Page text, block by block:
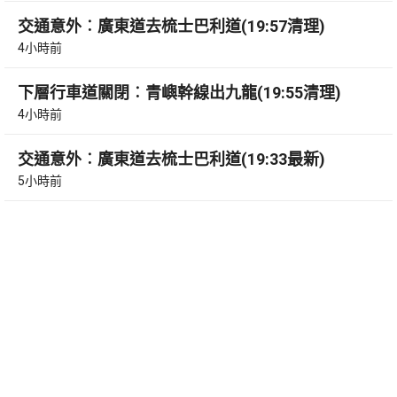
交通意外︰廣東道去梳士巴利道(19:57清理)
4小時前
下層行車道關閉︰青嶼幹線出九龍(19:55清理)
4小時前
交通意外︰廣東道去梳士巴利道(19:33最新)
5小時前